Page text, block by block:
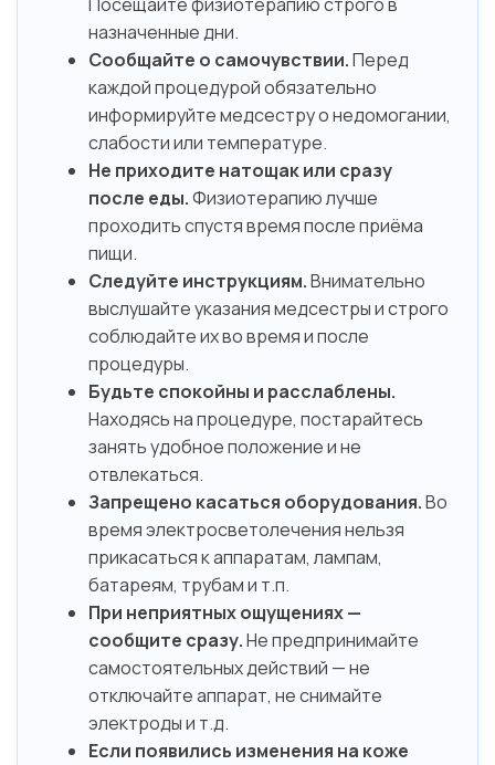
назначенные дни.
Сообщайте о самочувствии.Перед
каждой процедурой обязательно
информируйте медсестру о недомогании,
слабости или температуре.
Не приходите натощак или сразу
после еды.Физиотерапию лучше
проходить спустя время после приёма
пищи.
Следуйте инструкциям.Внимательно
выслушайте указания медсестры и строго
соблюдайте их во время и после
процедуры.
Будьте спокойны и расслаблены.
Находясь на процедуре, постарайтесь
занять удобное положение и не
отвлекаться.
Запрещено касаться оборудования.Во
время электросветолечения нельзя
прикасаться к аппаратам, лампам,
батареям, трубам и т.п.
При неприятных ощущениях —
сообщите сразу.Не предпринимайте
самостоятельных действий — не
отключайте аппарат, не снимайте
электроды и т.д.
Если появились изменения на коже